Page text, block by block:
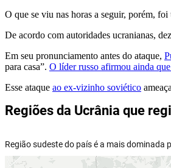
O que se viu nas horas a seguir, porém,
De acordo com autoridades ucranianas,
Em seu pronunciamento antes do ataque,
para casa”. O líder russo afirmou ainda
Esse ataque ao ex-vizinho soviético